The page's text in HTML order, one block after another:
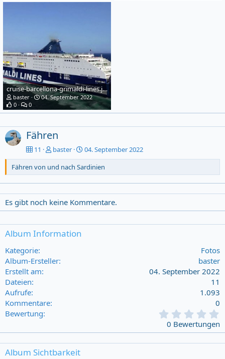
cruise-barcellona-grimaldi-lines.jpg
baster
04. September 2022
0
0
Fähren
11 baster
04. September 2022
Fähren von und nach Sardinien
Es gibt noch keine Kommentare.
Album Information
Kategorie
Fotos
Album-Ersteller
baster
Erstellt am
04. September 2022
Dateien
11
Aufrufe
1.093
Kommentare
0
Bewertung
0
0
0 Bewertungen
Album Sichtbarkeit